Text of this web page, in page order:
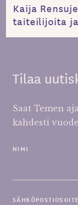
Kaija
taiteilijoita
Tilaa
Saat Temen
kahdesti
NIMI
SÄHKÖPOSTIOSOITE